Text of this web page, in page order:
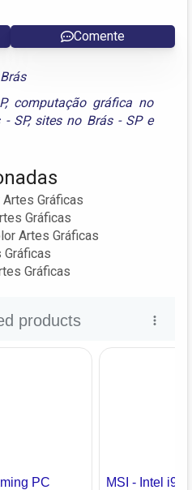
Comente
, computação gráfica no
SP, sites no Brás - SPe
Gráficas
Gráficas
Artes Gráficas
Gráficas
Gráficas